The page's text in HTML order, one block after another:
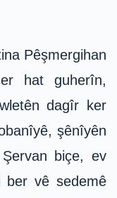
Pêşmergihan
hat guherîn,
dagîr ker
şênîyên
biçe, ev
ber vê sedemê